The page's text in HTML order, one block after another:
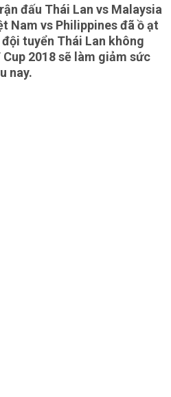
đấu Thái Lan vs Malaysia
Nam vs Philippines đã ồ ạt
tuyển Thái Lan không
2018 sẽ làm giảm sức
nay.